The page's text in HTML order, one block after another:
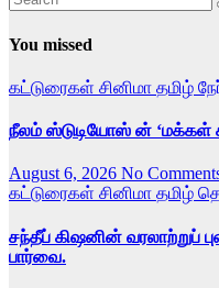
You missed
கட்டுரைகள் சினிமா தமிழ்
நீலம் ஸ்டுடியோஸ் ன் ‘மக்கள்
August 6, 2026 No
கட்டுரைகள் சினிமா தமிழ்
சந்தீப் கிஷனின் வரலாற்றுப்
பார்வை.